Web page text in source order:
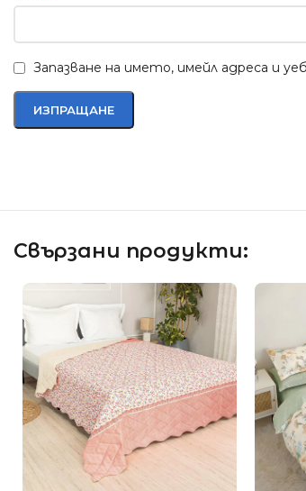
Запазване на името, имейл адреса и
Свързани продукти: